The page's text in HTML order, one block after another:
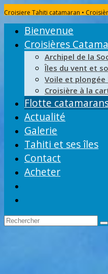
Croisiere Tahiti catamaran •
Bienvenue
Croisières
Archipel de la
Îles du vent et
Voile et plongée
Croisière à la
Flotte
Actualité
Galerie
Tahiti et ses îles
Contact
Acheter